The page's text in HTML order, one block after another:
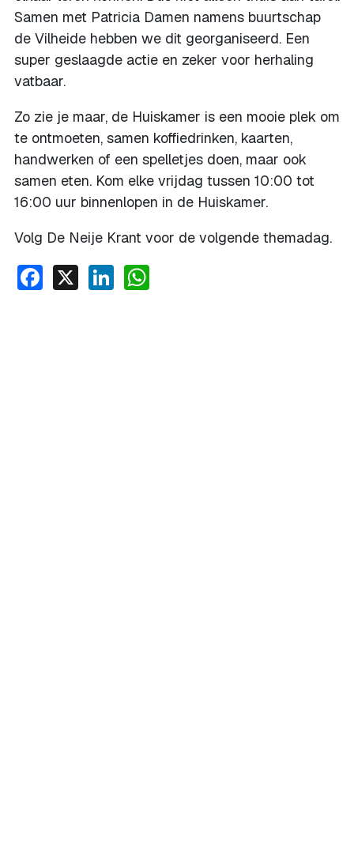
Samen met Patricia Damen namens buurtschap
de Vilheide hebben we dit georganiseerd. Een
super geslaagde actie en zeker voor herhaling
vatbaar.
Zo zie je maar, de Huiskamer is een mooie plek om
te ontmoeten, samen koffiedrinken, kaarten,
handwerken of een spelletjes doen, maar ook
samen eten. Kom elke vrijdag tussen 10:00 tot
16:00 uur binnenlopen in de Huiskamer.
Volg De Neije Krant voor de volgende themadag.
Facebook
X LinkedIn